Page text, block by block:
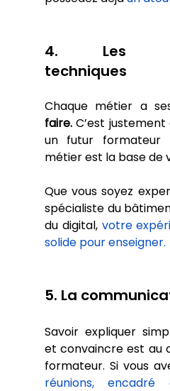
4. Les
techniques
Chaque métier a
faire. C’est
un futur formateur
métier est la base de
Que vous soyez
spécialiste du
du digital, votre
solide pour enseigner.
5. La
Savoir expliquer
et convaincre est au
formateur. Si vous
réunions,
encadré